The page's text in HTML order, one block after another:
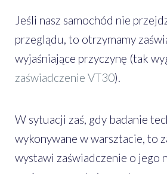
Jeśli nasz samochód nie
przeglądu, to otrzymamy
wyjaśniające przyczynę (tak
zaświadczenie VT30).
W sytuacji zaś, gdy badanie
wykonywane w warsztacie, to
wystawi zaświadczenie o jego